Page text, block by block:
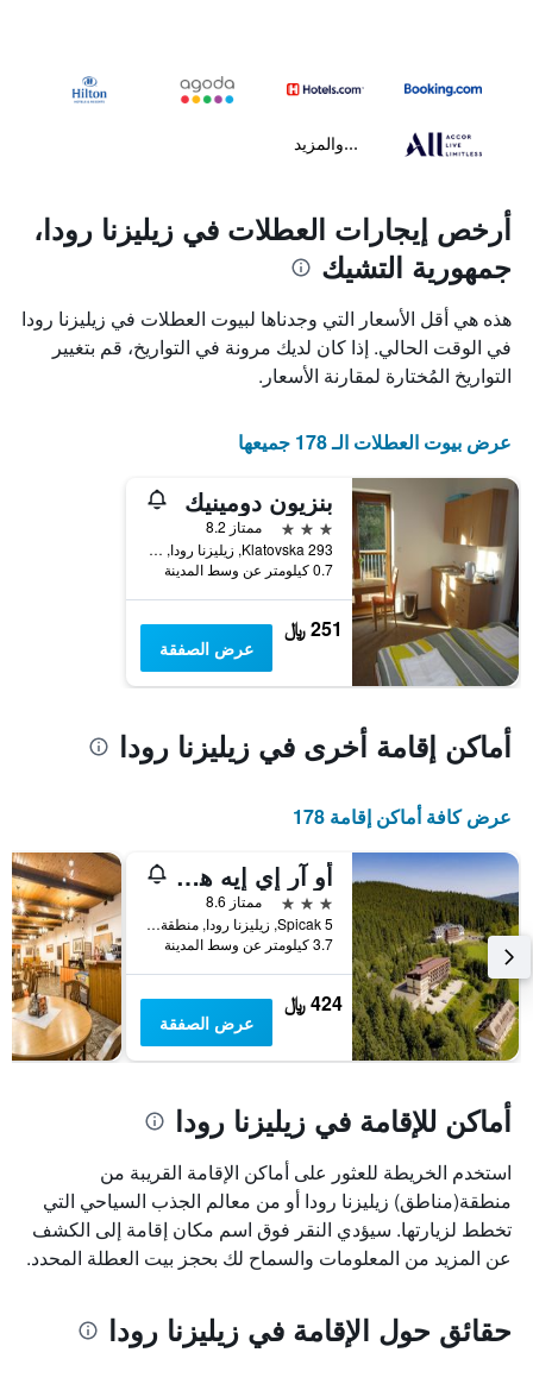
...والمزيد
أرخص إيجارات العطلات في زيليزنا رودا،
جمهورية التشيك
هذه هي أقل الأسعار التي وجدناها لبيوت العطلات في زيليزنا رودا
في الوقت الحالي. إذا كان لديك مرونة في التواريخ، قم بتغيير
التواريخ المُختارة لمقارنة الأسعار.
عرض بيوت العطلات الـ 178 جميعها
بنزيون دومينيك
3 نجوم
ممتاز 8.2
Klatovska 293, زيليزنا رودا, منطقة بيلزن, جمهورية التشيك
0.7 كيلومتر عن وسط المدينة
251 ﷼
عرض الصفقة
أماكن إقامة أخرى في زيليزنا رودا
عرض كافة أماكن إقامة 178
أو آر إي إيه هوتل شبيتشاك شومافا
3 نجوم
ممتاز 8.6
Spicak 5, زيليزنا رودا, منطقة بيلزن, جمهورية التشيك
3.7 كيلومتر عن وسط المدينة
424 ﷼
عرض الصفقة
أماكن للإقامة في زيليزنا رودا
استخدم الخريطة للعثور على أماكن الإقامة القريبة من
منطقة(مناطق) زيليزنا رودا أو من معالم الجذب السياحي التي
تخطط لزيارتها. سيؤدي النقر فوق اسم مكان إقامة إلى الكشف
عن المزيد من المعلومات والسماح لك بحجز بيت العطلة المحدد.
حقائق حول الإقامة في زيليزنا رودا